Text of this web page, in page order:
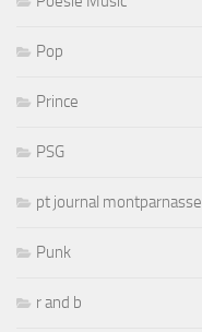
Pop
Prince
PSG
pt journal montparnasse
Punk
r and b